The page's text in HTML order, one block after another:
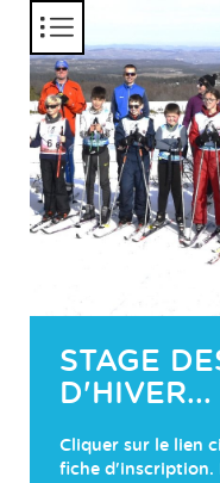
STAGE
D'HIVER...
Cliquer sur le lien
fiche d'inscription.